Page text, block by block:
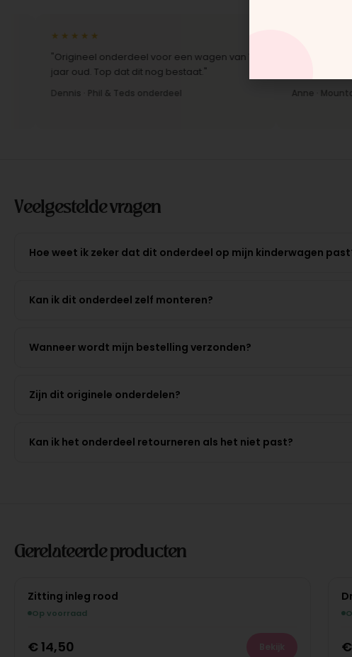
★★★★★
"Origineel onderdeel voor een wagen van 10
jaar oud. Top dat dit nog bestaat."
Dennis · Phil & Teds onderdeel Anne · Mountain
Veelgestelde vragen
Hoe weet ik zeker dat dit onderdeel op mijn kinderwagen
Kan ik dit onderdeel zelf monteren?
Wanneer wordt mijn bestelling verzonden?
Zijn dit originele onderdelen?
Kan ik het onderdeel retourneren als het niet past?
Gerelateerde producten
Zitting inleg rood
Op voorraad
€ 14,50 €